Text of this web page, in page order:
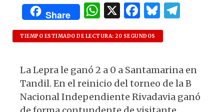
Share
W
h
at
A
p
p
X F
a
c
b
o
o
B
lu
es
y ra
m
TIEMPO ESTIMADO DE LECTURA: 20 SEGUNDOS
La Lepra le ganó 2 a 0 a Santamarina en
Tandil. En el reinicio del torneo de la B
Nacional Independiente Rivadavia ganó